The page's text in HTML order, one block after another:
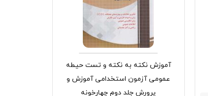
آموزش نکته به نکته و تست حیطه
عمومی آزمون استخدامی آموزش و
پرورش جلد دوم چهارخونه